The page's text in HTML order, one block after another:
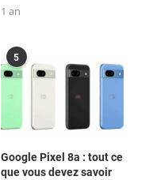
1 an
5
Google Pixel 8a : tout ce
que vous devez savoir